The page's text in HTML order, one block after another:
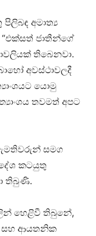
අමාත්‍ය
“එක්සත් ජාතීන්ගේ
තිබෙනවා.
අවස්ථාවලදී
යොමු
තවමත් අපට
සමග
කටයුතු
තිබුණි.
හෙළිවී තිබුනේ,
සහ ආයතනික